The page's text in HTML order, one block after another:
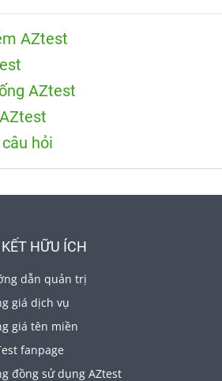
AZtest
AZtest
hỏi
HỮU ÍCH
dẫn quản trị
giá dịch vụ
giá tên miền
fanpage
đồng sử dụng AZtest